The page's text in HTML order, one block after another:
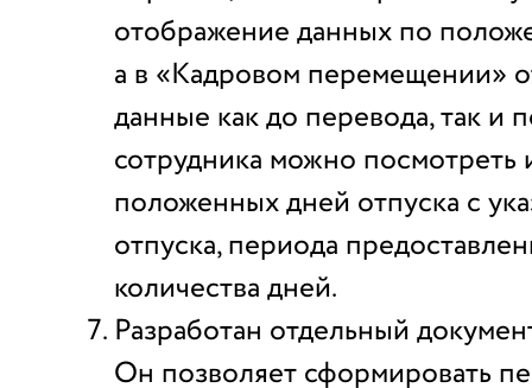
отображение данных по
а в «Кадровом перемещении»
данные как до перевода, так и
сотрудника можно посмотреть
положенных дней отпуска с
отпуска, периода
количества дней.
Разработан отдельный
Он позволяет сформировать